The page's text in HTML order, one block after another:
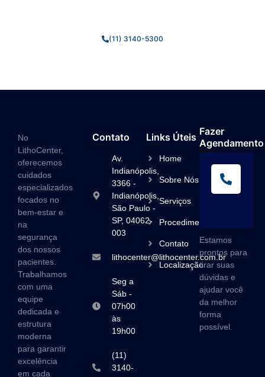
(11) 3140-5300
No
LithoCenter,
oferecemos
cuidados
especializados
focados no
bem-estar e
na
segurança
dos nossos
pacientes.
Trabalhamos
com uma
equipe
dedicada e
estrutura
moderna
para garantir
excelência
em cada
Contato
Av.
Indianópolis,
3366 -
Indianópolis,
São Paulo -
SP, 04062-
003
lithocenter@lithocenter.com.br
Seg a
Sáb -
07h00
às
19h00
(11)
3140-
Links Úteis
Home
Sobre Nós
Serviços
Procedimentos
Contato
Localização
Fazer
Agendamento
Estamos
prontos para
tirar suas
dúvidas e
ajudar você
da melhor
forma
possível.